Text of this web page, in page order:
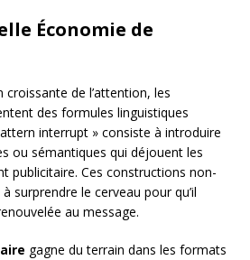
Économie de
de l’attention, les
des formules linguistiques
interrupt » consiste à introduire
ou sémantiques qui déjouent les
publicitaire. Ces constructions non-
surprendre le cerveau pour qu’il
au message.
gagne du terrain dans les formats